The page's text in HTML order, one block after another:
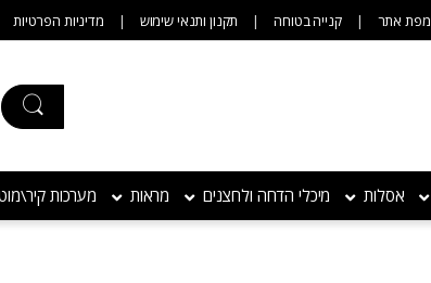
מפת אתר קנייה בטוחה תקנון ותנאי שימוש מדיניות הפרטיות
אסלות מיכלי הדחה ולחצנים מראות מערכות